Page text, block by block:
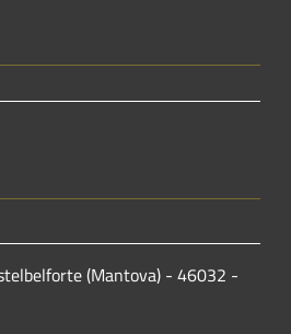
(Mantova) - 46032 -